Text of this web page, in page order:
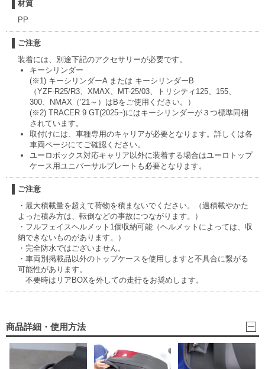
材質
PP
ご注意
装着には、別途下記のアクセサリーが必要です。
キーシリンダー
(※1) キーシリンダーA または キーシリンダーB
（YZF-R25/R3、XMAX、MT-25/03、トリシティ125、155、
300、NMAX（’21～）はBをご使用ください。）
(※2) TRACER 9 GT(2025~)にはキーシリンダーが３つ標準同梱
されています。
取付けには、車種専用のキャリアが必要となります。詳しくは各
車両ページにてご確認ください。
ユーロボックス対応キャリア以外に装着する場合はユーロトップ
ケース用ユニバーサルプレートも必要となります。
ご注意
・最大積載量を超えて荷物を積まないでください。（過積載やかた
よった積み方は、転倒などの事故につながります。）
・フルフェイスヘルメット1個収納可能（ヘルメットによっては、収
納できないものがあります。）
・完全防水ではございません。
・車両別掲載品以外のトップケースを使用しますと不具合に繋がる
可能性があります。
不要時はリアBOXを外しての走行をお奨めします。
商品詳細・使用方法